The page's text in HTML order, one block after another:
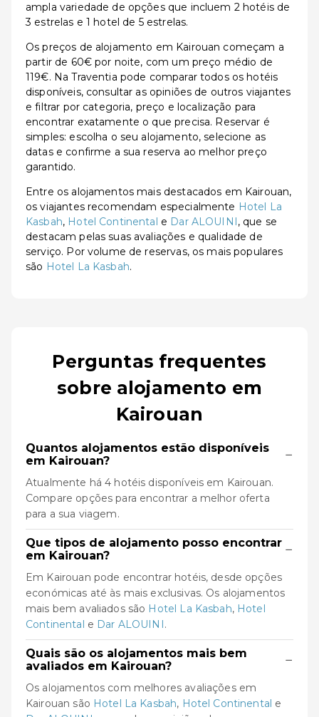
ampla variedade de opções que incluem 2 hotéis de
3 estrelas e 1 hotel de 5 estrelas.
Os preços de alojamento em Kairouan começam a
partir de 60€ por noite, com um preço médio de
119€. Na Traventia pode comparar todos os hotéis
disponíveis, consultar as opiniões de outros viajantes
e filtrar por categoria, preço e localização para
encontrar exatamente o que precisa. Reservar é
simples: escolha o seu alojamento, selecione as
datas e confirme a sua reserva ao melhor preço
garantido.
Entre os alojamentos mais destacados em Kairouan,
os viajantes recomendam especialmente Hotel La
Kasbah, Hotel Continental e Dar ALOUINI, que se
destacam pelas suas avaliações e qualidade de
serviço. Por volume de reservas, os mais populares
são Hotel La Kasbah.
Perguntas frequentes
sobre alojamento em
Kairouan
Quantos alojamentos estão disponíveis
em Kairouan?
−
Atualmente há 4 hotéis disponíveis em Kairouan.
Compare opções para encontrar a melhor oferta
para a sua viagem.
Que tipos de alojamento posso encontrar
em Kairouan?
−
Em Kairouan pode encontrar hotéis, desde opções
económicas até às mais exclusivas. Os alojamentos
mais bem avaliados são Hotel La Kasbah, Hotel
Continental e Dar ALOUINI.
Quais são os alojamentos mais bem
avaliados em Kairouan?
−
Os alojamentos com melhores avaliações em
Kairouan são Hotel La Kasbah, Hotel Continental e